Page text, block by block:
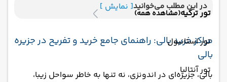
تور ترکیه(مشاهده همه)
تور استانبول
تور آنتالیا
در این مطلب می‌خوانید[ نمایش ]
مراکز خرید بالی: راهنمای جامع خرید و تفریح در جزیره
بالی
بالی، جزیره‌ای در اندونزی، نه تنها به خاطر سواحل زیبا،